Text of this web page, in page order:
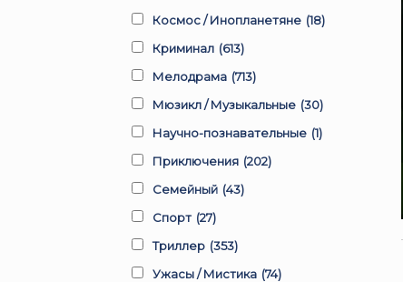
Космос / Инопланетяне (18)
Криминал (613)
Мелодрама (713)
Мюзикл / Музыкальные (30)
Научно-познавательные (1)
Приключения (202)
Семейный (43)
Спорт (27)
Триллер (353)
Ужасы / Мистика (74)